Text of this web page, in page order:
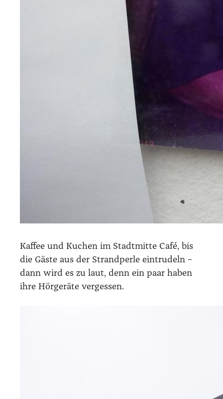
Kaf­fee und Kuchen im Stadt­mit­te Café, bis
die Gäs­te aus der Strand­per­le ein­tru­deln –
dann wird es zu laut, denn ein paar haben
ihre Hör­ge­rä­te ver­ges­sen.